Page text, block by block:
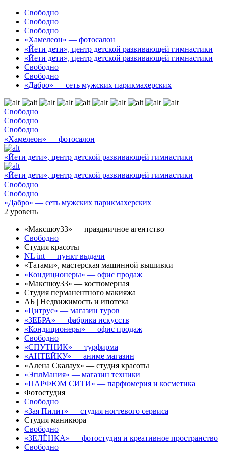
Свободно
Свободно
Свободно
«Хамелеон» — фотосалон
«Йети дети», центр детской развивающей гимнастики
«Йети дети», центр детской развивающей гимнастики
Свободно
Свободно
«Дабро» — сеть мужских парикмахерских
Свободно
Свободно
Свободно
«Хамелеон» — фотосалон
«Йети дети», центр детской развивающей гимнастики
«Йети дети», центр детской развивающей гимнастики
Свободно
Свободно
«Дабро» — сеть мужских парикмахерских
2 уровень
«Максшоу33» — праздничное агентство
Свободно
Студия красоты
NL int — пункт выдачи
«Татами», мастерская машинной вышивки
«Кондиционеры» — офис продаж
«Максшоу33» — костюмерная
Студия перманентного макияжа
АБ | Недвижимость и ипотека
«Цитрус» — магазин туров
«ЗЕБРА» — фабрика искусств
«Кондиционеры» — офис продаж
Свободно
«СПУТНИК» — турфирма
«АНТЕЙКУ» — аниме магазин
«Алена Скалаух» — студия красоты
«ЭплМания» — магазин техники
«ПАРФЮМ СИТИ» — парфюмерия и косметика
Фотостудия
Свободно
«Зая Пилит» — студия ногтевого сервиса
Студия маникюра
Свободно
«ЗЕЛЁНКА» — фотостудия и креативное пространство
Свободно